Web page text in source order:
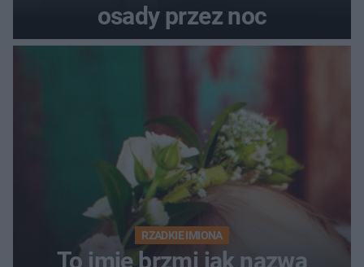
osady przez noc
RZADKIE IMIONA
To imię brzmi jak nazwa